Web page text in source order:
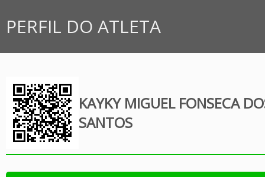
PERFIL DO ATLETA
KAYKY MIGUEL FONSECA
SANTOS